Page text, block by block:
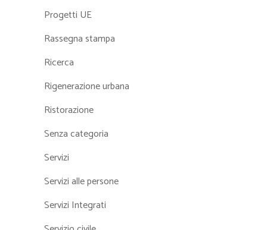
Progetti UE
Rassegna stampa
Ricerca
Rigenerazione urbana
Ristorazione
Senza categoria
Servizi
Servizi alle persone
Servizi Integrati